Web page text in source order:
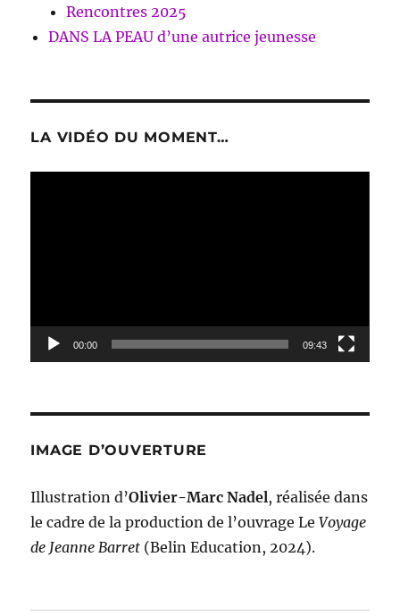
Rencontres 2025
DANS LA PEAU d’une autrice jeunesse
LA VIDÉO DU MOMENT…
00:00 09:43
IMAGE D’OUVERTURE
Illustration d’Olivier-Marc Nadel, réalisée dans
le cadre de la production de l’ouvrage LeVoyage
de Jeanne Barret (Belin Education, 2024).